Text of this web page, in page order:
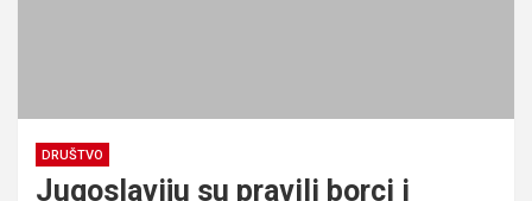
DRUŠTVO
Jugoslaviju su pravili borci i